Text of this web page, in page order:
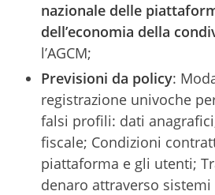
nazionale delle
dell’economia della
l’AGCM;
Previsioni da policy:
registrazione univoche
falsi profili: dati
fiscale; Condizioni
piattaforma e gli utenti;
denaro attraverso